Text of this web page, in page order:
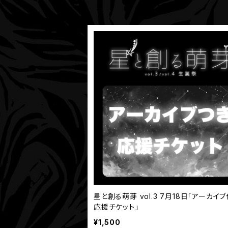
星と創る萌芽 vol.3 7月18日「アーカイブ付き
応援チケット」
¥1,500